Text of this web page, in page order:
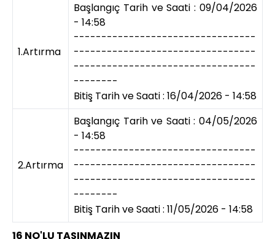
1.Artırma
Başlangıç Tarih ve Saati : 09/04/2026
- 14:58
---------------------------------
---------------------------------
---------------------------------
--------
Bitiş Tarih ve Saati : 16/04/2026 - 14:58
2.Artırma
Başlangıç Tarih ve Saati : 04/05/2026
- 14:58
---------------------------------
---------------------------------
---------------------------------
--------
Bitiş Tarih ve Saati : 11/05/2026 - 14:58
16 NO'LU TAŞINMAZIN